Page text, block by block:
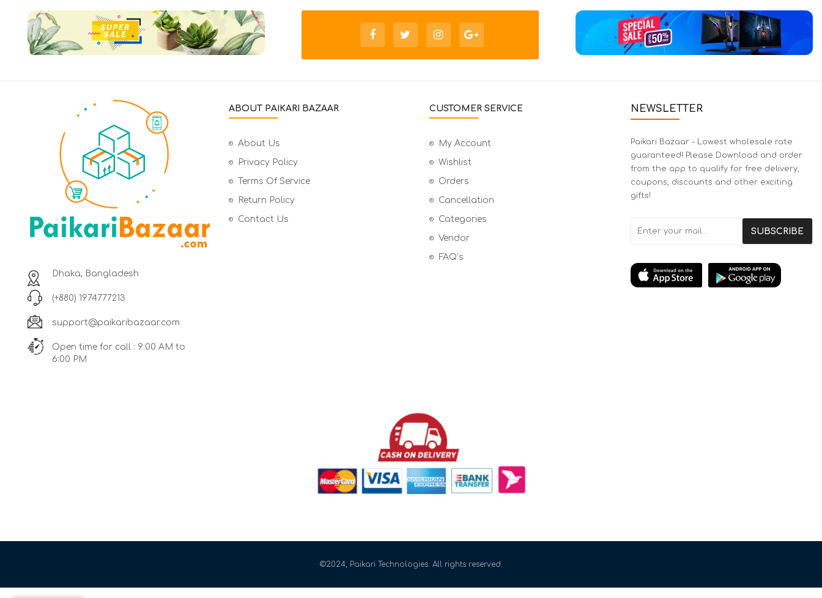
Dhaka, Bangladesh
(+880) 1974777213
support@paikaribazaar.com
Open time for call : 9:00 AM to
6:00 PM
ABOUT PAIKARI BAZAAR
About Us
Privacy Policy
Terms Of Service
Return Policy
Contact Us
CUSTOMER SERVICE
My Account
Wishlist
Orders
Cancellation
Categories
Vendor
FAQ’s
NEWSLETTER
Paikari Bazaar - Lowest wholesale rate
guaranteed! Please Download and order
from the app to qualify for free delivery,
coupons, discounts and other exciting
gifts!
©2024, Paikari Technologies. All rights reserved.